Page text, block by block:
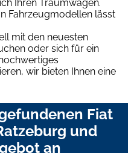
Ihren Traumwagen.
Fahrzeugmodellen lässt
mit den neuesten
oder sich für ein
wir bieten Ihnen eine
Fiat
und
an